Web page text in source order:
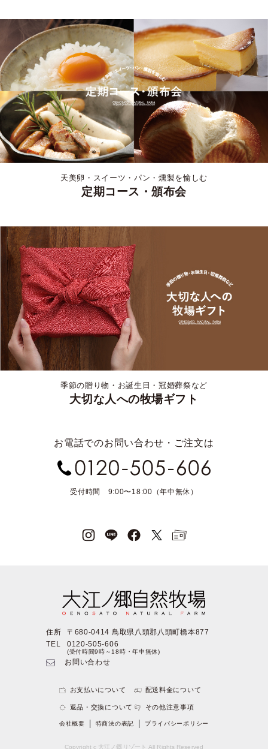
天美卵・スイーツ・パン・燻製を愉しむ
定期コース・頒布会
季節の贈り物・お誕生日・冠婚葬祭など
大切な人への牧場ギフト
お電話でのお問い合わせ・ご注文は
受付時間 9:00〜18:00（年中無休）
住所
〒680-0414 鳥取県八頭郡八頭町橋本877
TEL
0120-505-606
(受付時間9時～18時・年中無休)
お問い合わせ
お支払いについて 配送料金について
返品・交換について その他注意事項
会社概要 特商法の表記 プライバシーポリシー
Copyright c 大江ノ郷リゾート All Rights Reserved